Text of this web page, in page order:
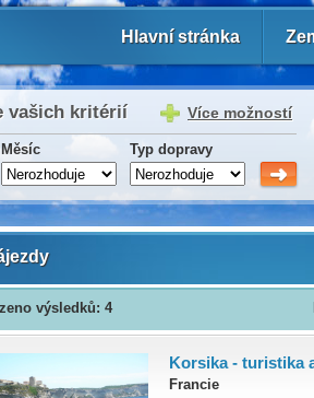
Hlavní stránka
výsledků: 4
Korsika - turistika
Francie
Více možností
vašich kritérií
Měsíc Typ dopravy